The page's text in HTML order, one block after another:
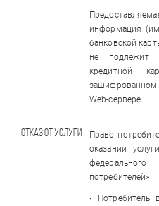
информация
банковской
не подлежит
кредитной
зашифрованном
Web-сервере.
Отказ от услуги
Право
оказании
потребителей»
• Потребитель